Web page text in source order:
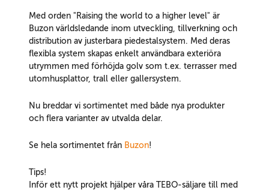
Med orden "Raising the world to a higher level" är
Buzon världsledande inom utveckling, tillverkning och
distribution av justerbara piedestalsystem. Med deras
flexibla system skapas enkelt användbara exteriöra
utrymmen med förhöjda golv som t.ex. terrasser med
utomhusplattor, trall eller gallersystem.
Nu breddar vi sortimentet med både nya produkter
och flera varianter av utvalda delar.
Se hela sortimentet från Buzon!
Tips!
Inför ett nytt projekt hjälper våra TEBO-säljare till med